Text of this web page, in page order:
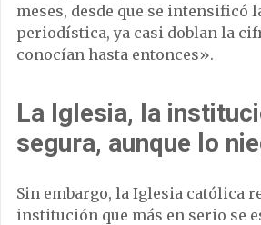
meses, desde que se intensificó
periodística, ya casi doblan la
conocían hasta entonces».
La Iglesia, la
segura, aunque lo
Sin embargo, la Iglesia católica
institución que más en serio se